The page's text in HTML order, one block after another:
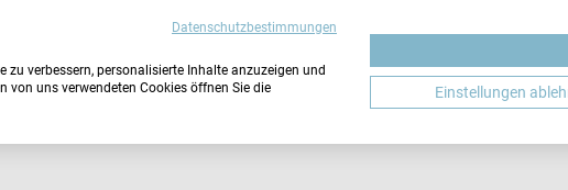
Datenschutzbestimmungen
zu verbessern, personalisierte Inhalte anzuzeigen und
von uns verwendeten Cookies öffnen Sie die
Einstellungen